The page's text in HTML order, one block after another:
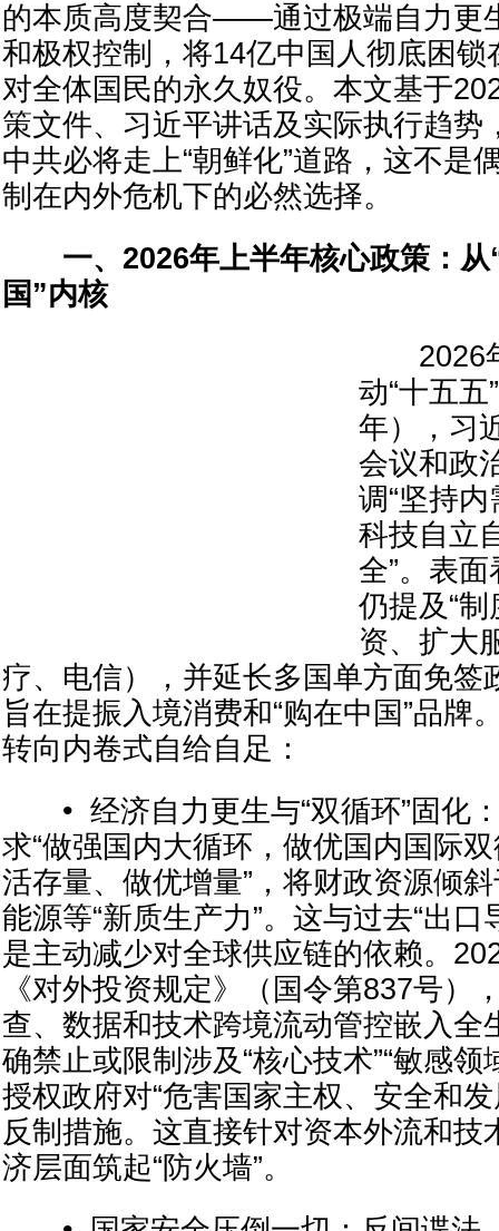
的本质高度契合——通过极端自力更
和极权控制，将14亿中国人彻底困锁
对全体国民的永久奴役。本文基于
策文件、习近平讲话及实际执行趋势
中共必将走上“朝鲜化”道路，这不是
制在内外危机下的必然选择。
一、2026年上半年核心政策：
国”内核
2026年
动“十五
年），习
会议和政
调“坚持内
科技自立
全”。表
仍提及“
资、扩大
疗、电信），并延长多国单方面免签
旨在提振入境消费和“购在中国”品牌
转向内卷式自给自足：
• 经济自力更生与“双循环”固化
求“做强国内大循环，做优国内国际双
活存量、做优增量”，将财政资源倾
能源等“新质生产力”。这与过去“出口
是主动减少对全球供应链的依赖。
《对外投资规定》（国令第837号）
查、数据和技术跨境流动管控嵌入全
确禁止或限制涉及“核心技术”“敏感领
授权政府对“危害国家主权、安全和
反制措施。这直接针对资本外流和技
济层面筑起“防火墙”。